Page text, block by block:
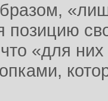
позицию
«для